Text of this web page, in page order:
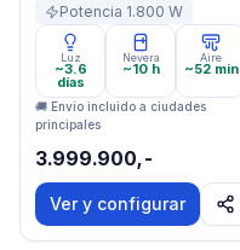
Potencia 1.800 W
Luz
~3.6
días
Nevera
~10 h
Aire
~52 min
🚚 Envío incluido a ciudades
principales
3.999.900,-
Ver y configurar